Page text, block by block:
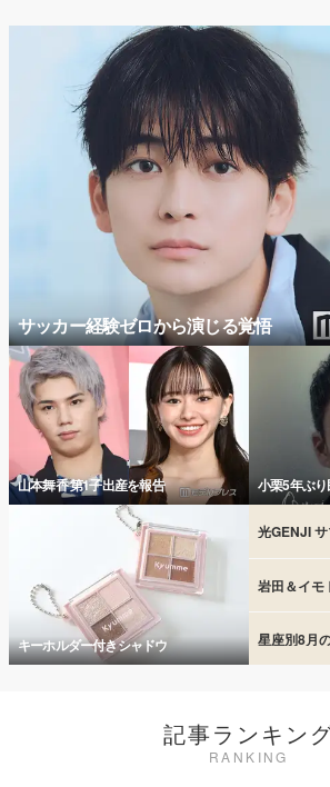
サッカー経験ゼロから演じる覚悟
山本舞香 第1子出産を報告 小栗5年ぶ
キーホルダー付きシャドウ
光GENJI
岩田＆イモ
星座別8月
記事ランキン
RANKING